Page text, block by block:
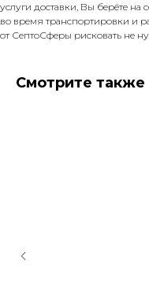
услуги доставки, Вы берёте на
во время транспортировки и
от СептоСферы рисковать не
Смотрите также